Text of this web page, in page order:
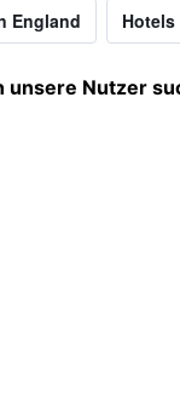
England
unsere Nutzer